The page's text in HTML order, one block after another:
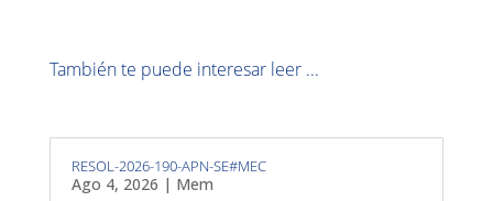
También te puede interesar leer ...
RESOL-2026-190-APN-SE#MEC
Ago 4, 2026 | Mem